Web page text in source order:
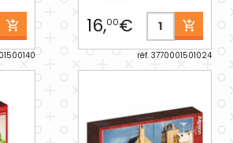
16,00€
réf. 3770001501024